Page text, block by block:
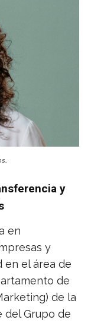
y
en
y
en el área de
de
de la
del Grupo de